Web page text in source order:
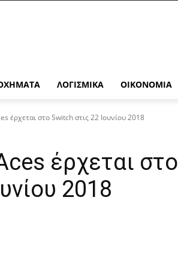
ΛΟΓΙΣΜΙΚΆ ΟΙΚΟΝΟΜΊΑ
έρχεται στο Switch στις 22 Ιουνίου 2018
έρχεται στο
2018